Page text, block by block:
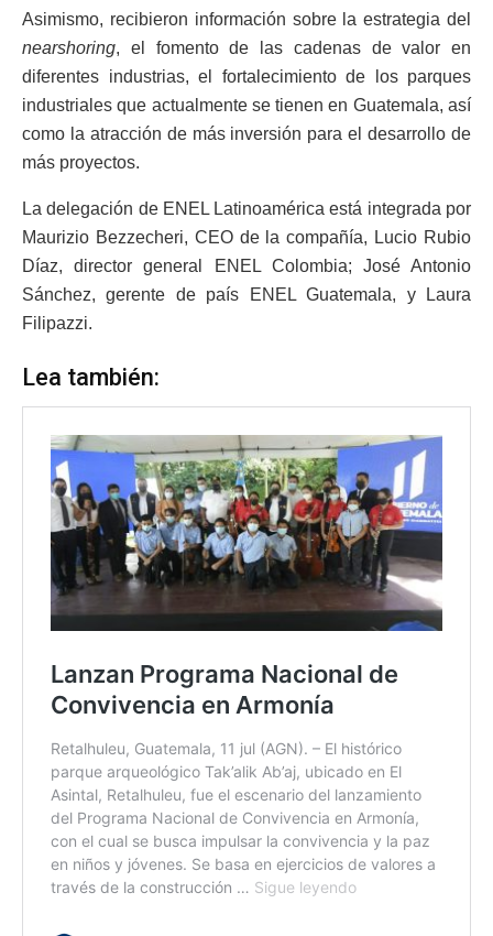
Asimismo, recibieron información sobre la estrategia del
nearshoring, el fomento de las cadenas de valor en
diferentes industrias, el fortalecimiento de los parques
industriales que actualmente se tienen en Guatemala, así
como la atracción de más inversión para el desarrollo de
más proyectos.
La delegación de ENEL Latinoamérica está integrada por
Maurizio Bezzecheri, CEO de la compañía, Lucio Rubio
Díaz, director general ENEL Colombia; José Antonio
Sánchez, gerente de país ENEL Guatemala, y Laura
Filipazzi.
Lea también: